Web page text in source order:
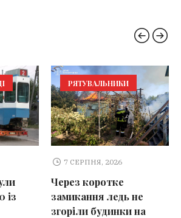
із
РЯТУВАЛЬНИКИ
7 СЕРПНЯ, 2026
Через коротке
замикання ледь не
згоріли будинки на